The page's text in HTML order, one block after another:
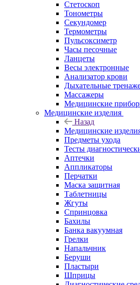
Стетоскоп
Тонометры
Секундомер
Термометры
Пульсоксиметр
Часы песочные
Ланцеты
Весы электронные
Анализатор крови
Дыхательные
Массажеры
Медицинские
Медицинские изделия
Назад
Медицинские
Предметы ухода
Тесты
Аптечки
Аппликаторы
Перчатки
Маска защитная
Таблетницы
Жгуты
Спринцовка
Бахилы
Банка вакуумная
Грелки
Напальчник
Беруши
Пластыри
Шприцы